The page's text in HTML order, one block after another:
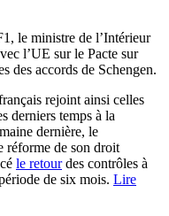
le ministre de l’Intérieur
l’UE sur le Pacte sur
des accords de Schengen.
rejoint ainsi celles
derniers temps à la
dernière, le
réforme de son droit
le retourdes contrôles à
de six mois. Lire